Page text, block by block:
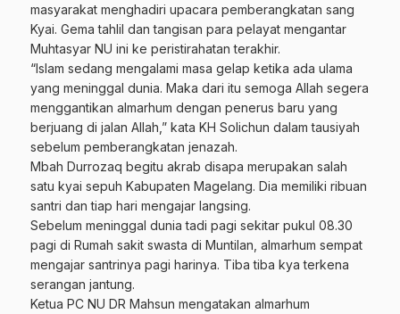
masyarakat menghadiri upacara pemberangkatan sang
Kyai. Gema tahlil dan tangisan para pelayat mengantar
Muhtasyar NU ini ke peristirahatan terakhir.
“Islam sedang mengalami masa gelap ketika ada ulama
yang meninggal dunia. Maka dari itu semoga Allah segera
menggantikan almarhum dengan penerus baru yang
berjuang di jalan Allah,” kata KH Solichun dalam tausiyah
sebelum pemberangkatan jenazah.
Mbah Durrozaq begitu akrab disapa merupakan salah
satu kyai sepuh Kabupaten Magelang. Dia memiliki ribuan
santri dan tiap hari mengajar langsing.
Sebelum meninggal dunia tadi pagi sekitar pukul 08.30
pagi di Rumah sakit swasta di Muntilan, almarhum sempat
mengajar santrinya pagi harinya. Tiba tiba kya terkena
serangan jantung.
Ketua PC NU DR Mahsun mengatakan almarhum